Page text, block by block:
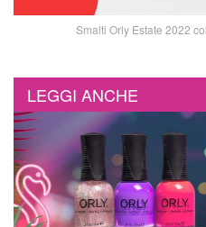
Smalti Orly Estate 2022
LEGGI ANCHE